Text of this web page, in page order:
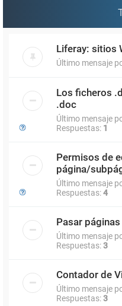
Liferay: sitios
Último mensaje
Los ficheros
.doc
Último mensaje
Respuestas: 1
Permisos de
página/
Último mensaje
Respuestas:4
Pasar
Último mensaje
Respuestas:3
Contador de
Último mensaje
Respuestas:3